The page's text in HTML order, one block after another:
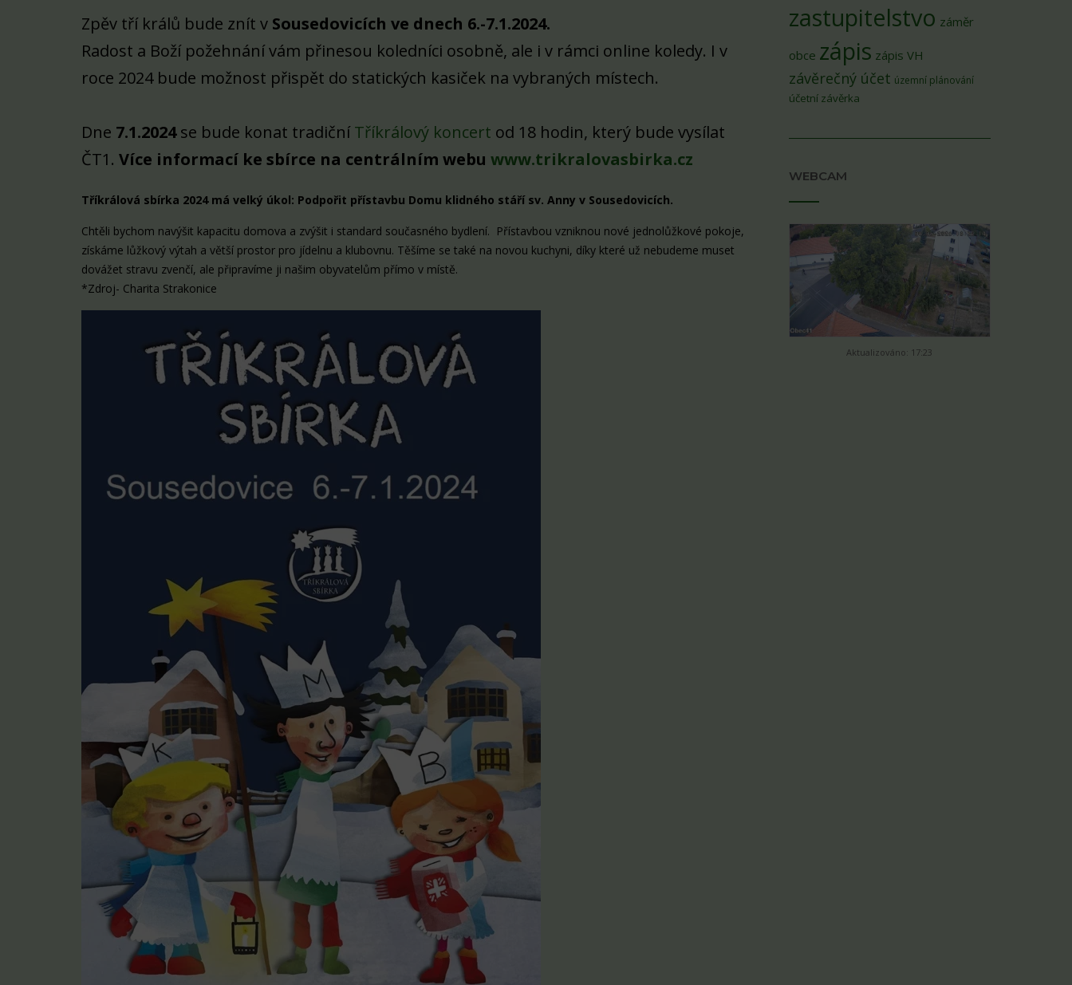
Zpěv tří králů bude znít v Sousedovicích ve dnech 6.-7.1.2024.
Radost a Boží požehnání vám přinesou koledníci osobně, ale i v rámci online koledy. I v
roce 2024 bude možnost přispět do statických kasiček na vybraných místech.
Dne 7.1.2024se bude konat tradičníTříkrálový koncert od 18 hodin, který bude vysílat
ČT1. Více informací ke sbírce na centrálním webu www.trikralovasbirka.cz
Tříkrálová sbírka 2024 má velký úkol: Podpořit přístavbu Domu klidného stáří sv. Anny v Sousedovicích.
Chtěli bychom navýšit kapacitu domova a zvýšit i standard současného bydlení. Přístavbou vzniknou nové jednolůžkové pokoje,
získáme lůžkový výtah a větší prostor pro jídelnu a klubovnu. Těšíme se také na novou kuchyni, díky které už nebudeme muset
dovážet stravu zvenčí, ale připravíme ji našim obyvatelům přímo v místě.
*Zdroj- Charita Strakonice
zastupitelstvo záměr
obce zápis zápis VH
závěrečný účet územní plánování
účetní závěrka
WEBCAM
Aktualizováno: 17:23